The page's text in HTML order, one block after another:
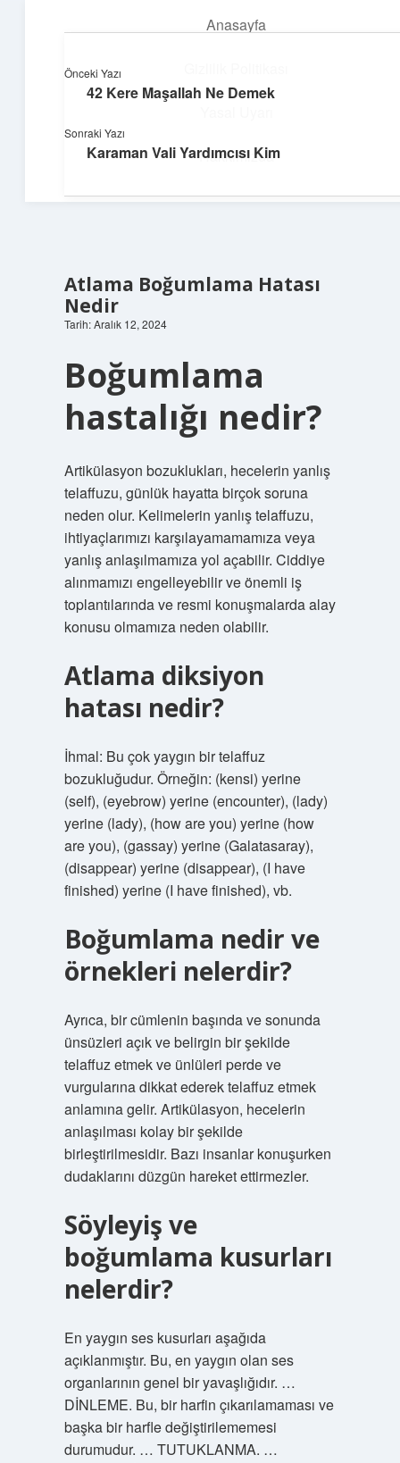
Anasayfa
Hakkımızda
Huzurlu Yaşam Tüyoları
Hayatına ferahlık katan öneriler!
Atlama Boğumlama Hatası
Nedir
Tarih: Aralık 12, 2024
Boğumlama
hastalığı nedir?
Artikülasyon bozuklukları, hecelerin yanlış
telaffuzu, günlük hayatta birçok soruna
neden olur. Kelimelerin yanlış telaffuzu,
ihtiyaçlarımızı karşılayamamamıza veya
yanlış anlaşılmamıza yol açabilir. Ciddiye
alınmamızı engelleyebilir ve önemli iş
toplantılarında ve resmi konuşmalarda alay
konusu olmamıza neden olabilir.
Atlama diksiyon
hatası nedir?
İhmal: Bu çok yaygın bir telaffuz
bozukluğudur. Örneğin: (kensi) yerine
(self), (eyebrow) yerine (encounter), (lady)
yerine (lady), (how are you) yerine (how
are you), (gassay) yerine (Galatasaray),
(disappear) yerine (disappear), (I have
finished) yerine (I have finished), vb.
Boğumlama nedir ve
örnekleri nelerdir?
Ayrıca, bir cümlenin başında ve sonunda
ünsüzleri açık ve belirgin bir şekilde
telaffuz etmek ve ünlüleri perde ve
vurgularına dikkat ederek telaffuz etmek
anlamına gelir. Artikülasyon, hecelerin
anlaşılması kolay bir şekilde
birleştirilmesidir. Bazı insanlar konuşurken
dudaklarını düzgün hareket ettirmezler.
Söyleyiş ve
boğumlama kusurları
nelerdir?
En yaygın ses kusurları aşağıda
açıklanmıştır. Bu, en yaygın olan ses
organlarının genel bir yavaşlığıdır. …
DİNLEME. Bu, bir harfin çıkarılamaması ve
başka bir harfle değiştirilememesi
durumudur. … TUTUKLANMA. …
Önceki Yazı
42 Kere Maşallah Ne Demek
Sonraki Yazı
Karaman Vali Yardımcısı Kim